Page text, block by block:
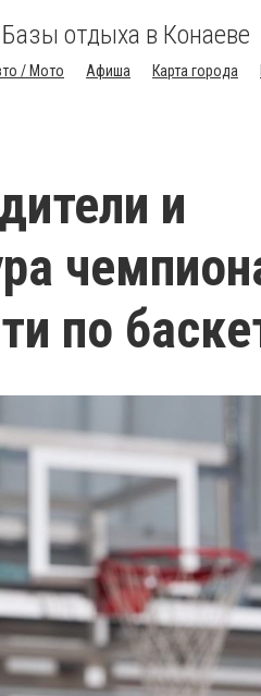
Базы отдыха в Конаеве
/ Мото Афиша Карта города
и
по